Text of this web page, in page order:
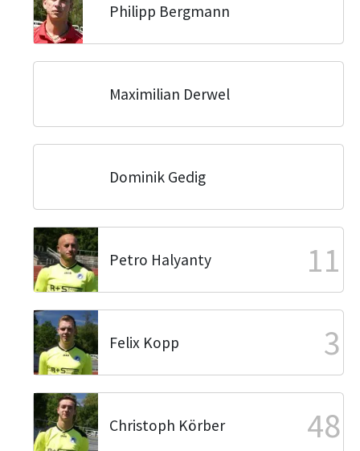
Philipp Bergmann
Maximilian Derwel
Dominik Gedig
Petro Halyanty 11
Felix Kopp 3
Christoph Körber 48